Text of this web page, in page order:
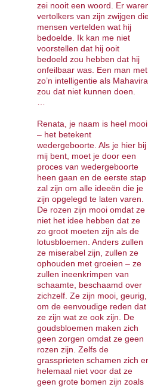
zei nooit een woord. Er
vertolkers van zijn zwijgen
mensen vertelden wat hij
bedoelde. Ik kan me niet
voorstellen dat hij ooit
bedoeld zou hebben dat hij
onfeilbaar was. Een man met
zo’n intelligentie als Mahavira
zou dat niet kunnen doen.
Renata, je naam is heel mooi
– het betekent
wedergeboorte. Als je hier bij
mij bent, moet je door een
proces van wedergeboorte
heen gaan en de eerste stap
zal zijn om alle ideeën die je
zijn opgelegd te laten varen.
De rozen zijn mooi omdat ze
niet het idee hebben dat ze
zo groot moeten zijn als de
lotusbloemen. Anders zullen
ze miserabel zijn, zullen ze
ophouden met groeien – ze
zullen ineenkrimpen van
schaamte, beschaamd over
zichzelf. Ze zijn mooi, geurig,
om de eenvoudige reden dat
ze zijn wat ze ook zijn. De
goudsbloemen maken zich
geen zorgen omdat ze geen
rozen zijn. Zelfs de
grassprieten schamen zich er
helemaal niet voor dat ze
geen grote bomen zijn zoals